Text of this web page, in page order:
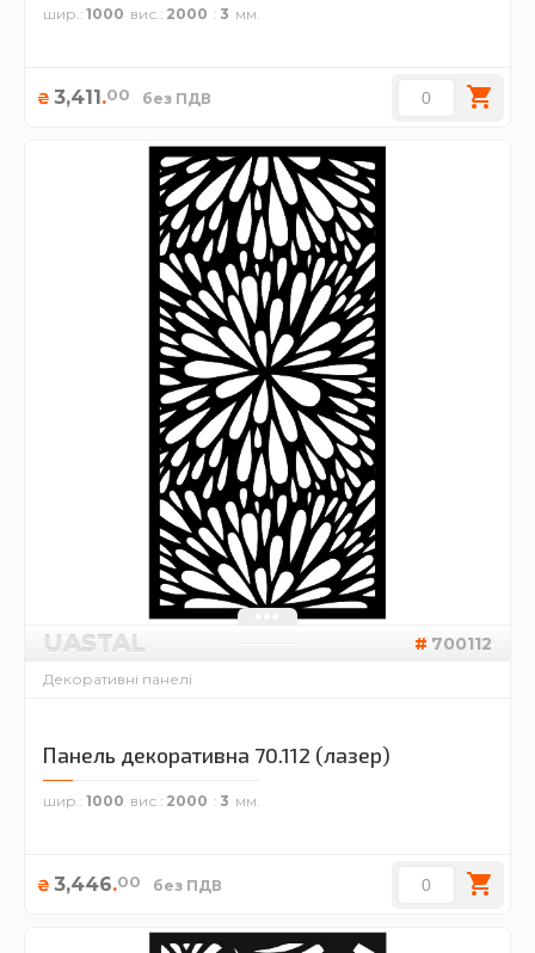
шир. 1000 вис. 2000 3
₴ 3,411.00 без ПДВ
UASTAL 700112
Декоративні панелі
Панель декоративна 70.112 (лазер)
шир. 1000 вис. 2000 3
₴ 3,446.00 без ПДВ